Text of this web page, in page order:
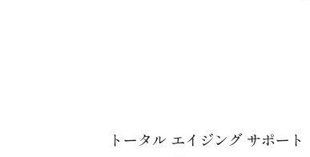
トータル エイジング サポート